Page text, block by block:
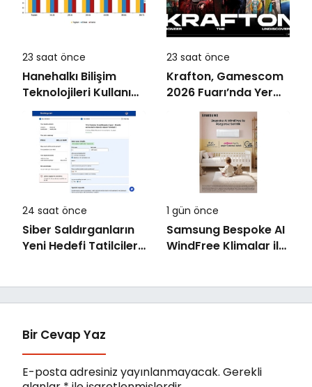
23 saat önce
Hanehalkı Bilişim
Teknolojileri Kullanım
Araştırması, 2026
23 saat önce
Krafton, Gamescom
2026 Fuarı’nda Yer
Alacak Oyunlarına
Dair Yeni Ayrıntıları
Paylaştı
24 saat önce
Siber Saldırganların
Yeni Hedefi Tatilciler:
1 gün önce
Samsung Bespoke AI
WindFree Klimalar ile
Bir Cevap Yaz
E-posta adresiniz yayınlanmayacak. Gerekli